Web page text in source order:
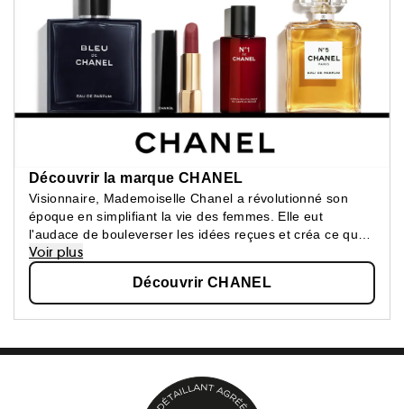
Découvrir la marque CHANEL
Visionnaire, Mademoiselle Chanel a révolutionné son
époque en simplifiant la vie des femmes. Elle eut
l'audace de bouleverser les idées reçues et créa ce que
les femmes attendaient : une beauté épurée, une
élégance confortable.
Voir plus
Découvrir CHANEL